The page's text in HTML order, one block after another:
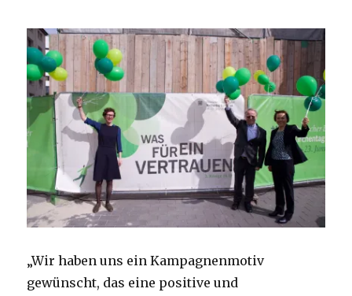
„Wir haben uns ein Kampagnenmotiv
gewünscht, das eine positive und